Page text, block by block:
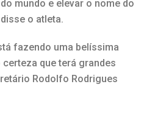
mundo e elevar o nome do
o atleta.
fazendo uma belíssima
que terá grandes
Rodolfo Rodrigues